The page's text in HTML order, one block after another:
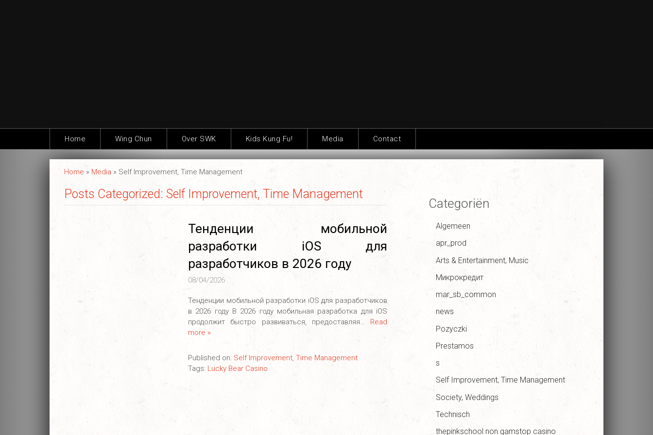
Home Wing Chun Over SWK Kids Kung Fu! Media Contact
Home » Media » Self Improvement, Time Management
Posts Categorized: Self Improvement, Time Management
Тенденции мобильной
разработки iOS для
разработчиков в 2026 году
08/04/2026
Тенденции мобильной разработки iOS для разработчиков
в 2026 году В 2026 году мобильная разработка для iOS
продолжит быстро развиваться, предоставляя… Read
more »
Published on: Self Improvement, Time Management
Tags: Lucky Bear Casino
Categoriën
Algemeen
apr_prod
Arts & Entertainment, Music
Микрокредит
mar_sb_common
news
Pozyczki
Prestamos
s
Self Improvement, Time Management
Society, Weddings
Technisch
thepinkschool non gamstop casino